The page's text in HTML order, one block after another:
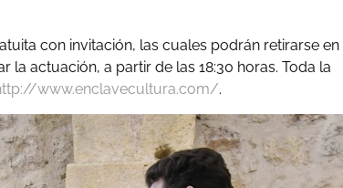
con invitación, las cuales podrán retirarse en
actuación, a partir de las 18:30 horas. Toda la
www.enclavecultura.com/.